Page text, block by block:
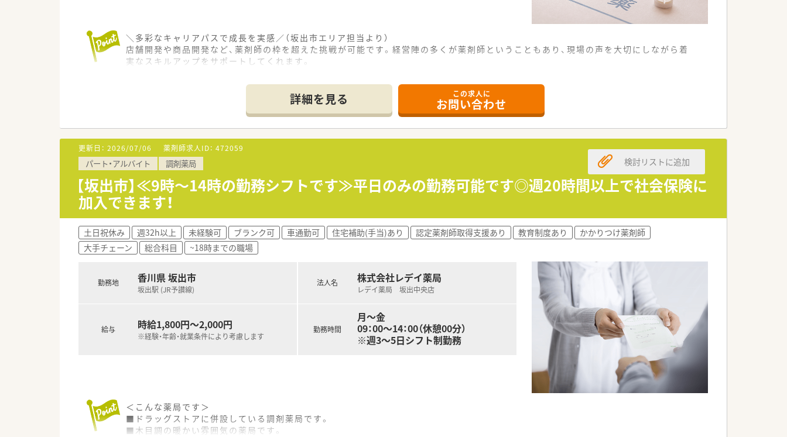
＼多彩なキャリアパスで成長を実感／（坂出市エリア担当より）
店舗開発や商品開発など、薬剤師の枠を超えた挑戦が可能です。経営陣の多くが薬剤師ということもあり、現場の声を大切にしながら着
実なスキルアップをサポートしてくれます。
【店舗情報と応需状況について】
■坂出駅から徒歩約13分の好立地に位置しており、水色の大きな看板が目印となっている非常に視認性の高い明るい店舗です。
■門前の総合病院から多岐にわたる科目の処方箋を応需しており、1日平均50枚ほどの処方箋を3名の薬剤師で対応しています。
■店内はガラス張りで陽の光が差し込む開放的な造りとなっており、患者様がゆったりと過ごせる清潔感のある待合室が特徴です。
【募集背景と求める人物像について】
■さらなるサービス向上のための増員募集となっており、地域医療に貢献したいという意欲的な薬剤師の方を幅広く求めています。
■店舗ごとに独立採算制を導入しているため、経営的な視点を持って数字の管理や効率化に興味がある方を積極的に採用しています。
■患者様とのコミュニケーションを大切にし、お悩みに寄り添った丁寧な服薬指導や商品提案ができる方を心よりお待ちしています。
【法人特徴について】
■1990年に日本初の医療モールを誕生させた先駆的な企業であり、全店直営による一貫した質の高い医療サービスを提供しています。
■創業以来45期連続で増収増益を達成しており、自己資本率60パーセントを誇る無借金経営で抜群の安定性を維持しています。
■ヘルシー＆ビューティー事業として自社化粧品やサプリメントの開発も行っており、未病や予防の観点からも貢献しています。
■ご経験や前職の給与を考慮し年収600万円まで相談が可能で、正社員として安定した環境で長く働きたい方に適した条件です。
■昇給率は年4.4パーセントから5.8パーセントと業界内でも高い水準を実現しており、頑張りが給与に直結する仕組みです。
■全国転勤の可否など個人のライフスタイルに合わせた働き方の選択が可能で、多様なニーズに応える福利厚生が整っています。
詳細を見る この求人に
お問い合わせ
更新日： 2026/07/06 薬剤師求人ID： 472059
パート・アルバイト 調剤薬局
【坂出市】≪9時～14時の勤務シフトです≫平日のみの勤務可能です◎週20時間以上で社会保険に
加入できます！
検討リストに追加
土日祝休み 週32h以上 未経験可 ブランク可 車通勤可 住宅補助(手当)あり 認定薬剤師取得支援あり 教育制度あり
かかりつけ薬剤師
大手チェーン
総合科目 ~18時までの職場
勤務地 香川県 坂出市
坂出駅 (JR予讃線)
給与 時給1,800円～2,000円
※経験・年齢・就業条件により考慮します
法人名 株式会社レデイ薬局
レデイ薬局 坂出中央店
勤務時間
月～金
09：00～14：00（休憩00分）
※週3～5日シフト制勤務
＜こんな薬局です＞
■ドラッグストアに併設している調剤薬局です。
■木目調の暖かい雰囲気の薬局です。